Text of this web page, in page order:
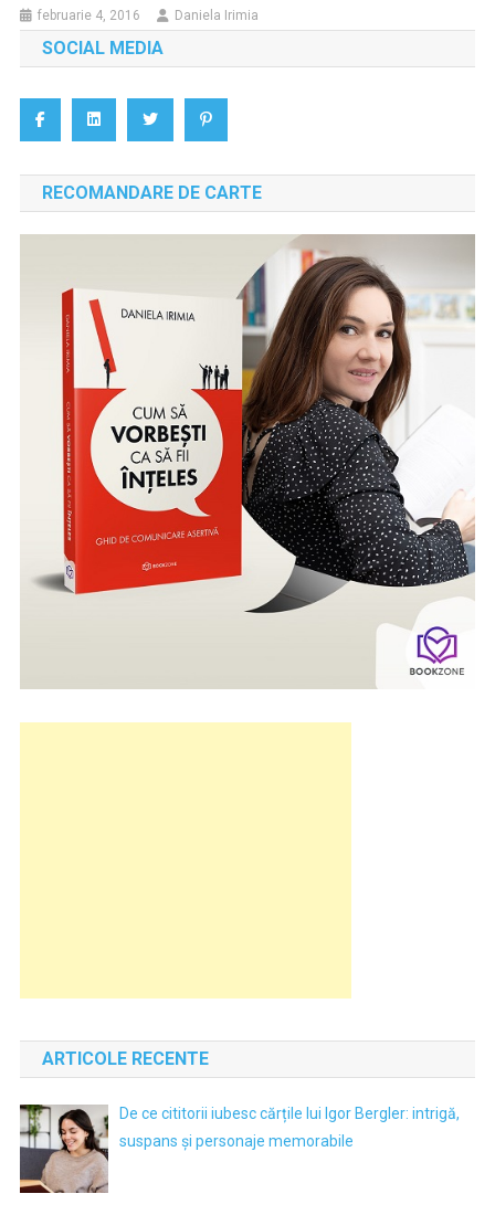
februarie 4, 2016 Daniela Irimia
SOCIAL MEDIA
RECOMANDARE DE CARTE
ARTICOLE RECENTE
De ce cititorii iubesc cărțile lui Igor Bergler: intrigă,
suspans și personaje memorabile